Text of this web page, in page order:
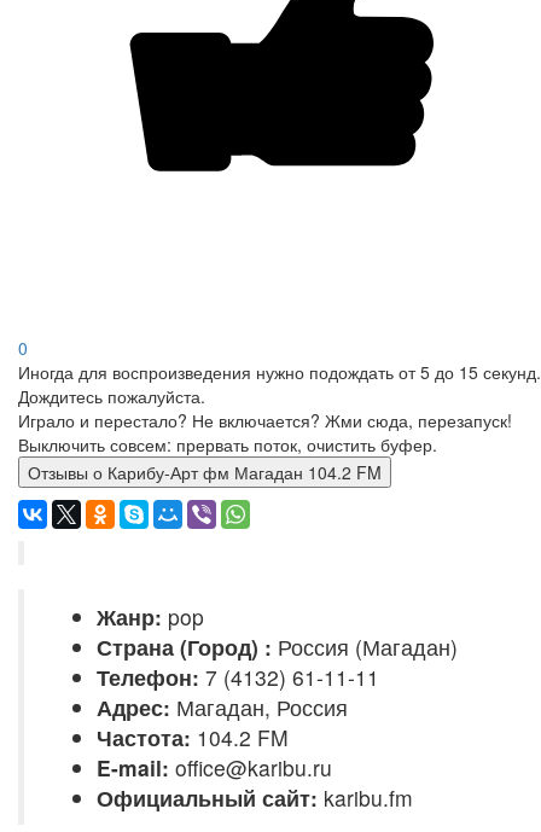
0
Иногда для воспроизведения нужно подождать от 5 до 15 секунд.
Дождитесь пожалуйста.
Играло и перестало? Не включается? Жми сюда, перезапуск!
Выключить совсем: прервать поток, очистить буфер.
Отзывы о Карибу-Арт фм Магадан 104.2 FM
Жанр: pop
Страна (Город) : Россия (Магадан)
Телефон: 7 (4132) 61-11-11
Адрес: Магадан, Россия
Частота: 104.2 FM
E-mail: office@karibu.ru
Официальный сайт: karibu.fm